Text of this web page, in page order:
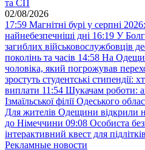
та СП
02/08/2026
17:59 Магнітні бурі у серпні
найнебезпечніші дні 16:19 У
загиблих військовослужбовців
поколінь та часів 14:58 На
чоловіка, який погрожував
зростуть студентські стипендії:
виплати 11:54 Шукачам роботи:
Ізмаїльської філії Одеського
Для жителів Одещини відкрили
до Німеччини 09:08 Особиста
інтерактивний квест для підлітків
Рекламные новости